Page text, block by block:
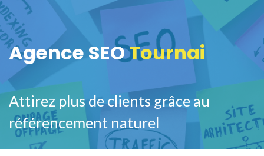
Agence SEOTournai
Attirez plus de clients grâce au
référencement naturel